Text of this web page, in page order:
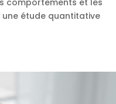
une étude quantitative